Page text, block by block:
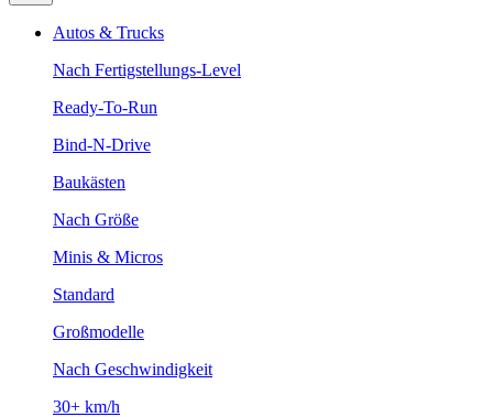
Autos & Trucks
Nach Fertigstellungs-Level
Ready-To-Run
Bind-N-Drive
Baukästen
Nach Größe
Minis & Micros
Standard
Großmodelle
Nach Geschwindigkeit
30+ km/h